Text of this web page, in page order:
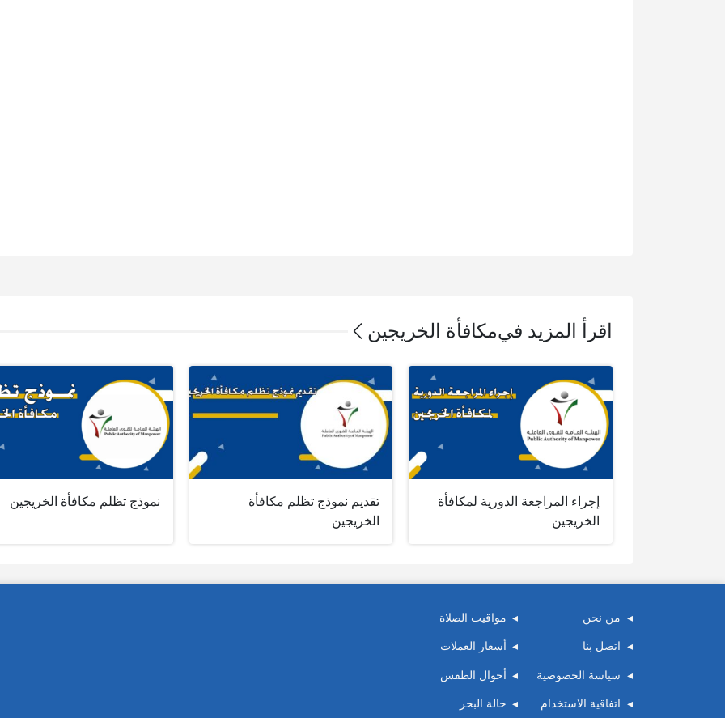
اقرأ المزيد فيمكافأة الخريجين
إجراء المراجعة الدورية لمكافأة
الخريجين
تقديم نموذج تظلم مكافأة
الخريجين
نموذج تظلم مكافأة الخريجين
من نحن
اتصل بنا
سياسة الخصوصية
اتفاقية الاستخدام
مواقيت الصلاة
أسعار العملات
أحوال الطقس
حالة البحر